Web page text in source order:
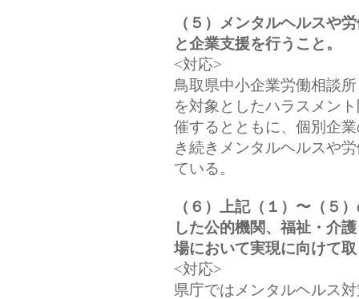
（５）メンタルヘルスや
と企業支援を行うこと。
<対応>
鳥取県中小企業労働相談
を対象としたハラスメン
催するとともに、個別企
き続きメンタルヘルスや
ている。
（６）上記（１）〜（５
した公的機関、福祉・介
場において実現に向けて
<対応>
県庁ではメンタルヘルス